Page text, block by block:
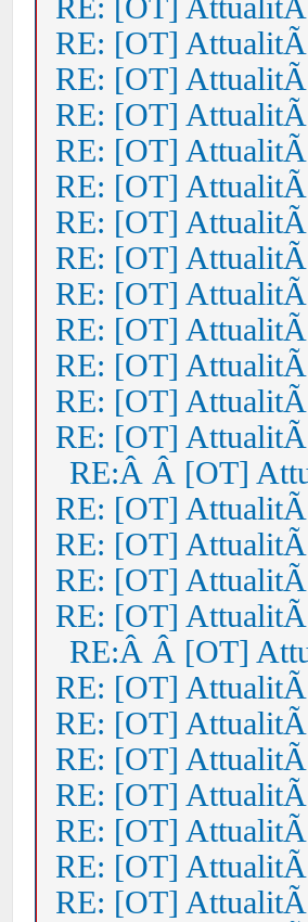
RE: [OT]
RE: [OT]
RE: [OT]
RE: [OT]
RE: [OT]
RE: [OT]
RE: [OT]
RE: [OT]
RE: [OT]
RE: [OT]
RE: [OT]
RE: [OT]
RE: [OT]
RE:Â Â [OT]
RE: [OT]
RE: [OT]
RE: [OT]
RE: [OT]
RE:Â Â [OT]
RE: [OT]
RE: [OT]
RE: [OT]
RE: [OT]
RE: [OT]
RE: [OT]
RE: [OT]